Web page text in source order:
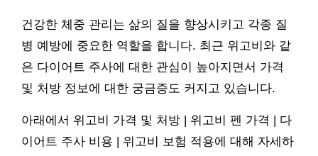
건강한 체중 관리는 삶의 질을 향상시키고 각종 질
병 예방에 중요한 역할을 합니다. 최근 위고비와 같
은 다이어트 주사에 대한 관심이 높아지면서 가격
및 처방 정보에 대한 궁금증도 커지고 있습니다.
아래에서 위고비 가격 및 처방 | 위고비 펜 가격 | 다
이어트 주사 비용 | 위고비 보험 적용에 대해 자세하